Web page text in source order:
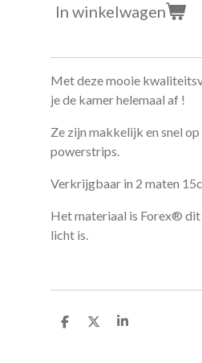
In winkelwagen
Met deze mooie
je de kamer helemaal af !
Ze zijn makkelijk en snel
powerstrips.
Verkrijgbaar in 2 maten
Het materiaal is Forex® dit
licht is.
D
D
S